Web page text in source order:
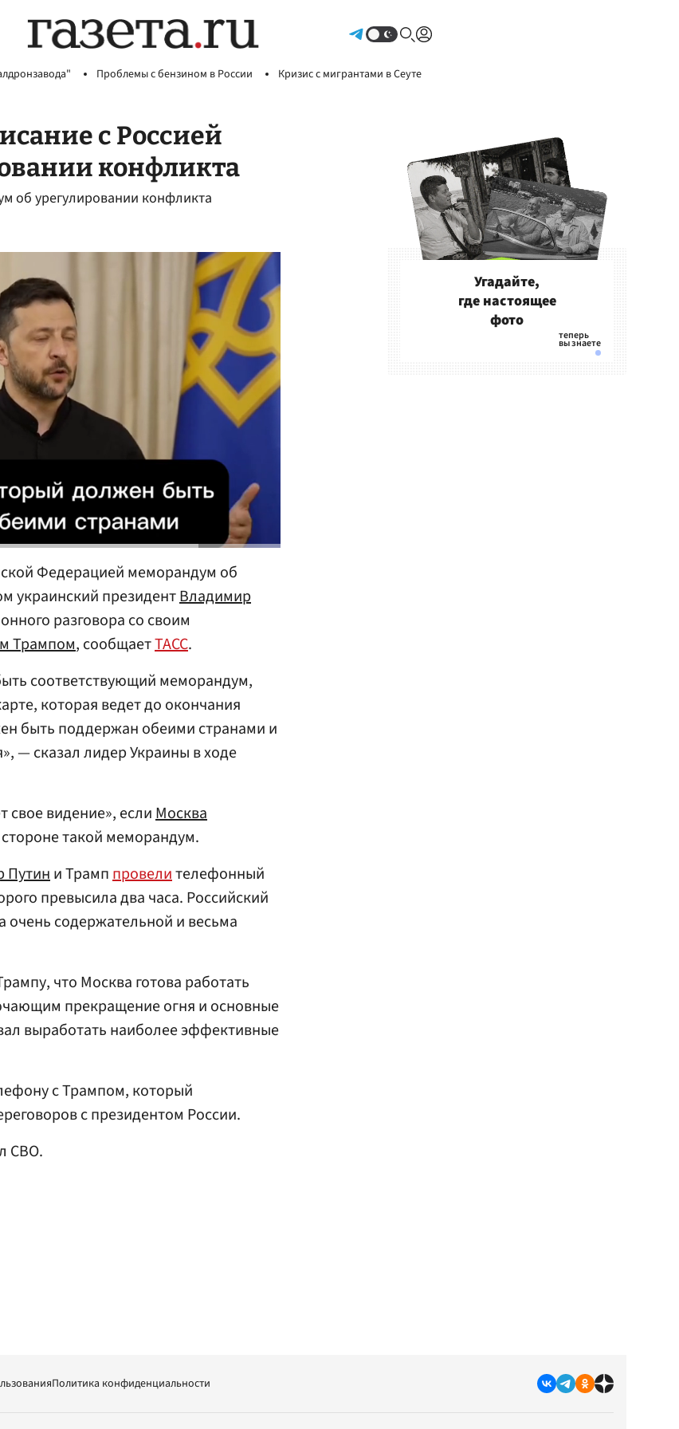
Проблемы с бензином в России Кризис с мигрантами в Сеуте
с Россией
конфликта
об урегулировании конфликта
Федерацией меморандум об
украинский президентВладимир
разговора со своим
Трампом, сообщаетТАСС.
соответствующий меморандум,
которая ведет до окончания
быть поддержан обеими странами и
— сказал лидер Украины в ходе
свое видение», еслиМосква
такой меморандум.
Путини Трамппровелителефонный
превысила два часа. Российский
очень содержательной и весьма
что Москва готова работать
прекращение огня и основные
выработать наиболее эффективные
с Трампом, который
с президентом России.
СВО.
Угадайте,
где настоящее
фото
Политика конфиденциальности